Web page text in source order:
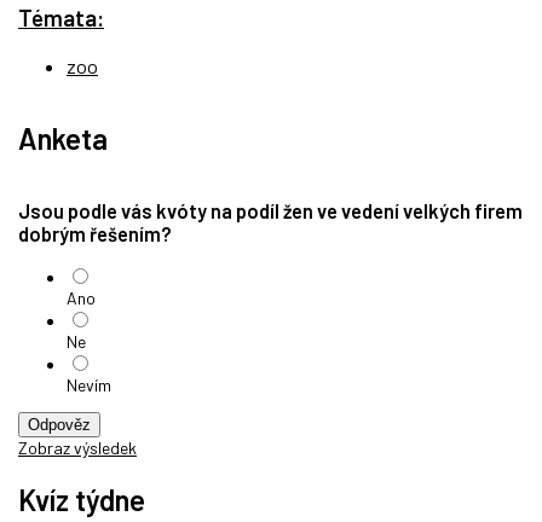
Témata:
zoo
Anketa
Jsou podle vás kvóty na podíl žen ve vedení velkých firem
dobrým řešením?
Ano
Ne
Nevím
Odpověz
Zobraz výsledek
Kvíz týdne